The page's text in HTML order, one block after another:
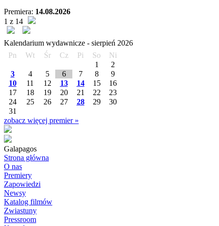
Premiera: 14.08.2026
1 z 14
Kalendarium wydawnicze - sierpień 2026
Pn
Wt Śr Cz Pi So
Ni
1
2
3
4 5 6 7 8
9
10
11 12 13 14 15
16
17
18 19 20 21 22
23
24
25 26 27 28 29
30
31
zobacz więcej premier »
Galapagos
Strona główna
O nas
Premiery
Zapowiedzi
Newsy
Katalog filmów
Zwiastuny
Pressroom